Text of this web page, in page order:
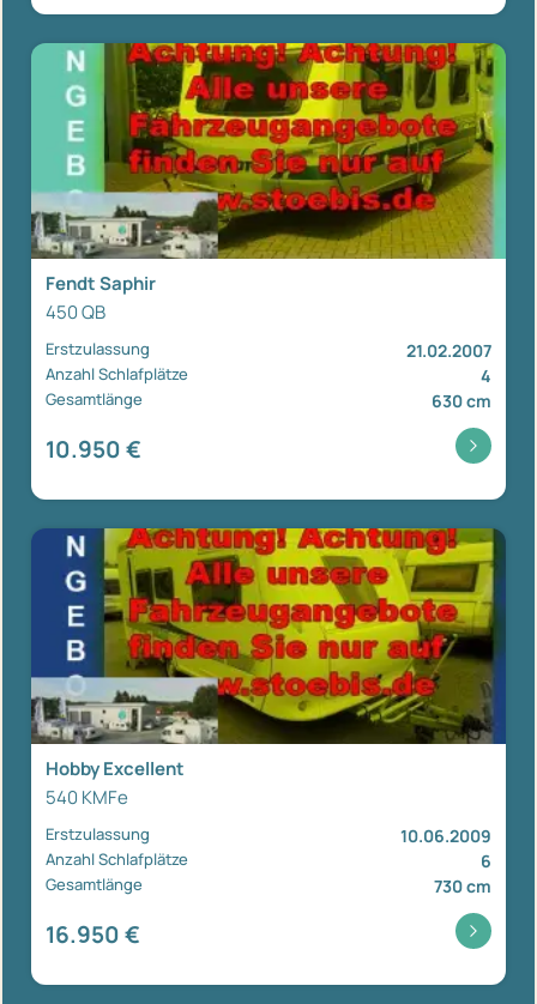
Fendt Saphir
450 QB
Erstzulassung 21.02.2007
Anzahl Schlafplätze 4
Gesamtlänge 630 cm
10.950 €
Hobby Excellent
540 KMFe
Erstzulassung 10.06.2009
Anzahl Schlafplätze 6
Gesamtlänge 730 cm
16.950 €